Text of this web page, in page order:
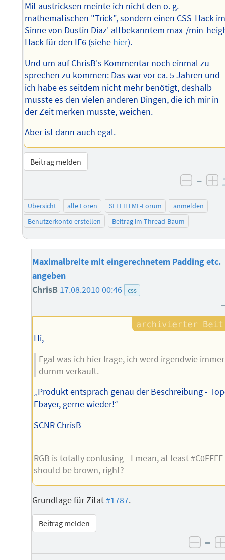
Mit austricksen meinte ich nicht den o. g.
mathematischen "Trick", sondern einen CSS-Hack
Sinne von Dustin Diaz' altbekanntem max-/min-
Hack für den IE6 (siehe hier).
Und um auf ChrisB's Kommentar noch einmal zu
sprechen zu kommen: Das war vor ca. 5 Jahren und
ich habe es seitdem nicht mehr benötigt, deshalb
musste es den vielen anderen Dingen, die ich mir in
der Zeit merken musste, weichen.
Aber ist dann auch egal.
Beitrag melden
–
Übersicht alle Foren SELFHTML-Forum
anmelden
Benutzerkonto erstellen
Beitrag im Thread-Baum
Maximalbreite mit eingerechnetem Padding etc.
angeben
ChrisB 17.08.2010 00:46 css
Hi,
Egal was ich hier frage, ich werd irgendwie
dumm verkauft.
„Produkt entsprach genau der Beschreibung -
Ebayer, gerne wieder!“
SCNR ChrisB
--
RGB is totally confusing - I mean, at least #C0FFEE
should be brown, right?
Grundlage für Zitat#1787.
Beitrag melden
–